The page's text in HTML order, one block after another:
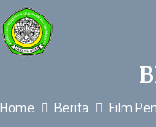
Home Berita Film